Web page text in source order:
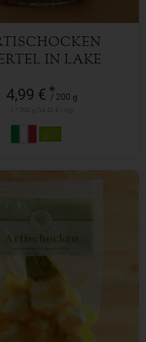
IN LAKE
4,99 € *
/ 200 g